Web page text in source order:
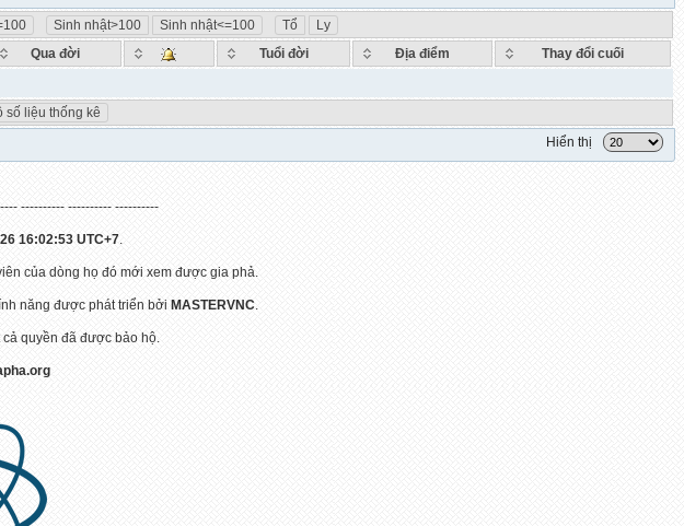
Sinh nhật>100 Sinh nhật<=100 Tổ
Ly
Qua đời Tuổi đời Địa điểm Thay đổi cuối
số liệu thống kê
Hiển thị
---------- ---------- ----------
16:02:53 UTC+7.
của dòng họ đó mới xem được gia phả.
năng được phát triển bởi MASTERVNC.
quyền đã được bảo hộ.